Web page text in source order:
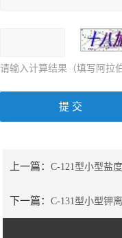
请输入计算结果（填写阿拉
上一篇：C-121型小型盐
下一篇：C-131型小型钾